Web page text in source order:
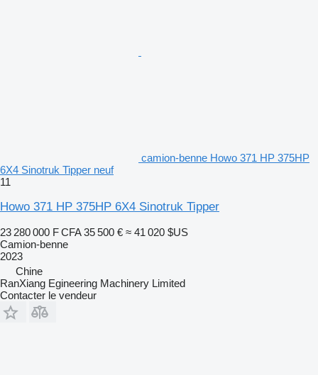
camion-benne Howo 371 HP 375HP
6X4 Sinotruk Tipper neuf
11
Howo 371 HP 375HP 6X4 Sinotruk Tipper
23 280 000 F CFA 35 500 € ≈ 41 020 $US
Camion-benne
2023
Chine
RanXiang Egineering Machinery Limited
Contacter le vendeur